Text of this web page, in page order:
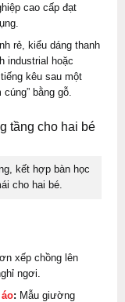
cao cấp đạt
rẻ, kiểu dáng thanh
industrial hoặc
kêu sau một
bằng gỗ.
kết hợp bàn học
cho hai bé.
xếp chồng lên
ngơi.
: Mẫu giường